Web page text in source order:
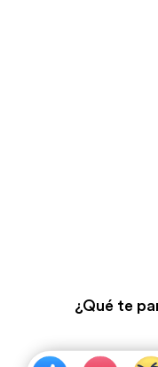
¿Qué te